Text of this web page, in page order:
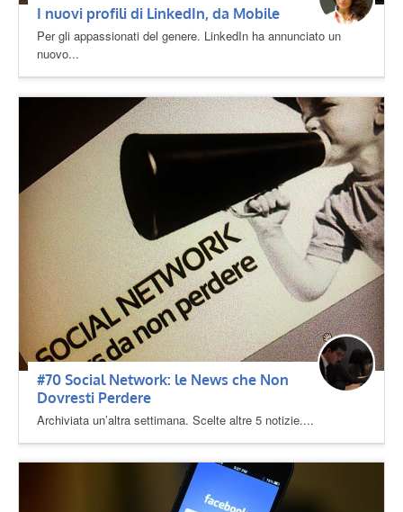
I nuovi profili di LinkedIn, da Mobile
Per gli appassionati del genere. LinkedIn ha annunciato un
nuovo...
#70 Social Network: le News che Non
Dovresti Perdere
Archiviata un’altra settimana. Scelte altre 5 notizie....